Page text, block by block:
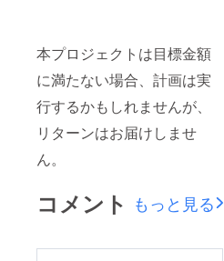
本プロジェクトは目標金額
に満たない場合、計画は実
行するかもしれませんが、
リターンはお届けしませ
ん。
コメント もっと見る